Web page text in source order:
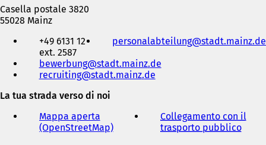
Casella postale 3820
55028 Mainz
indirizzo
+49 6131 12
ext. 2587
personalabteilung stadt.mainz de
bewerbung
stadt.mainz de
recruiting
stadt.mainz de
La tua strada verso di noi
Mappa aperta
(OpenStreetMap)(
Collegamento con il
trasporto pubblico(